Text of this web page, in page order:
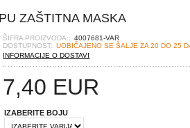
ZAŠTITNA MASKA
ŠIFRA PROIZVODA:: 4007681-VAR
DOSTUPNOST: UOBIČAJENO SE ŠALJE ZA 20 DO 25
INFORMACIJE O DOSTAVI
7,40 EUR
IZABERITE BOJU